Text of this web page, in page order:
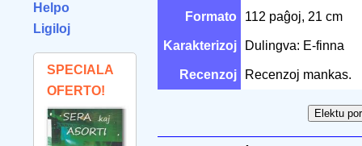
Helpo
Ligiloj
SPECIALA
OFERTO!
Formato 112 paĝoj, 21 cm
Karakterizoj Dulingva: E-finna
Recenzoj Recenzoj mankas.